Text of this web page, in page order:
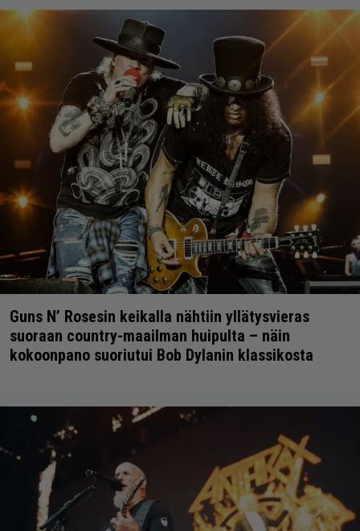
Guns N’ Rosesin keikalla nähtiin yllätysvieras
suoraan country-maailman huipulta – näin
kokoonpano suoriutui Bob Dylanin klassikosta